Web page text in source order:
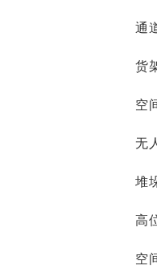
通
货
空
无
堆
高
空